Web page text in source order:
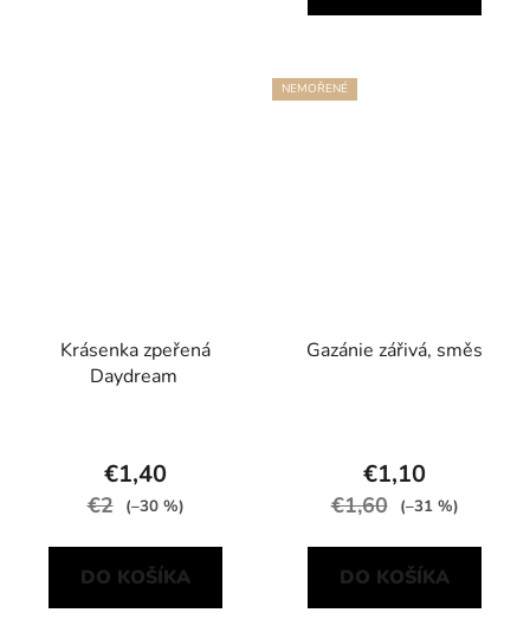
Krásenka zpeřená
Daydream
€1,40
€2 (–30 %)
DO KOŠÍKA
NEMOŘENÉ
Gazánie zářivá, směs
€1,10
€1,60 (–31 %)
DO KOŠÍKA